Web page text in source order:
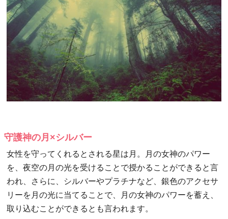
守護神の月×シルバー
女性を守ってくれるとされる星は月。月の女神のパワー
を、夜空の月の光を受けることで授かることができると言
われ、さらに、シルバーやプラチナなど、銀色のアクセサ
リーを月の光に当てることで、月の女神のパワーを蓄え、
取り込むことができるとも言われます。